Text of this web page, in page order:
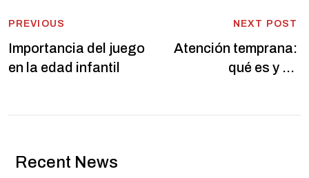
Post
navigation
PREVIOUS
Importancia del juego
en la edad infantil
NEXT POST
Atención temprana:
qué es y su
Recent News